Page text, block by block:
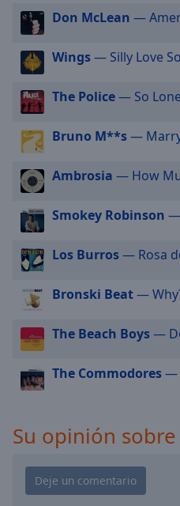
subtitles
off
selected
Audio
Track
Picture-
in-
Picture
Fullscreen
This
window.
Beginning
dialog
window.
close
window.
Don McLean —
Wings— Silly Love
The Police— So
Bruno M**s—
Ambrosia — How
Smokey Robinson —
Los Burros— Rosa
Bronski Beat—
The Beach Boys—
The Commodores—
Su opinión